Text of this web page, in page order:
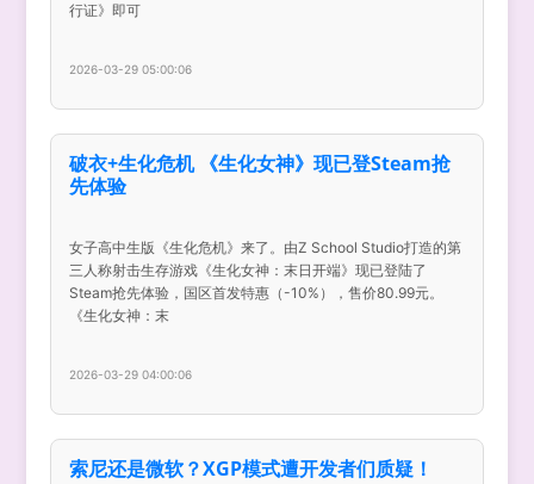
行证》即可
2026-03-29 05:00:06
破衣+生化危机 《生化女神》现已登Steam抢
先体验
女子高中生版《生化危机》来了。由Z School Studio打造的第
三人称射击生存游戏《生化女神：末日开端》现已登陆了
Steam抢先体验，国区首发特惠（-10%），售价80.99元。
《生化女神：末
2026-03-29 04:00:06
索尼还是微软？XGP模式遭开发者们质疑！